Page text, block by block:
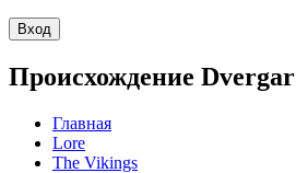
Вход
Происхождение Dvergar
Главная
Lore
The Vikings